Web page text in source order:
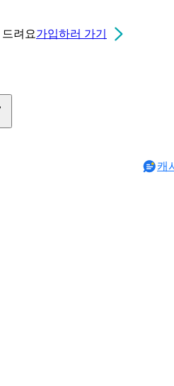
드려요가입하러 가기
캐